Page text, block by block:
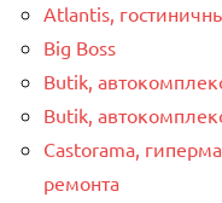
Atlantis,
Big Boss
Butik,
Butik,
Castorama,
ремонта